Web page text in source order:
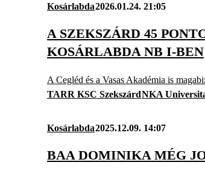
Kosárlabda2026.01.24. 21:05
A SZEKSZÁRD 45
KOSÁRLABDA NB I-BEN
A Cegléd és a Vasas Akadémia is
TARR KSC SzekszárdNKA
Kosárlabda2025.12.09. 14:07
BAA DOMINIKA MÉG